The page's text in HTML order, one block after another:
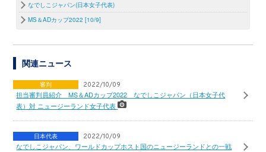
なでしこジャパン(日本女子代表)
MS＆ADカップ2022 [10/9]
関連ニュース
審判 2022/10/09
担当審判員紹介 MS＆ADカップ2022 なでしこジャパン（日本女子代
表）対 ニュージーランド女子代表
日本代表 2022/10/09
なでしこジャパン、ワールドカップホスト国のニュージーランドとの一戦